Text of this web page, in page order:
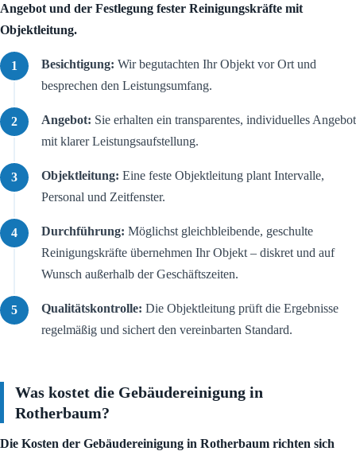
Angebot und der Festlegung fester Reinigungskräfte mit
Objektleitung.
Besichtigung: Wir begutachten Ihr Objekt vor Ort und
besprechen den Leistungsumfang.
Angebot: Sie erhalten ein transparentes, individuelles Angebot
mit klarer Leistungsaufstellung.
Objektleitung: Eine feste Objektleitung plant Intervalle,
Personal und Zeitfenster.
Durchführung: Möglichst gleichbleibende, geschulte
Reinigungskräfte übernehmen Ihr Objekt – diskret und auf
Wunsch außerhalb der Geschäftszeiten.
Qualitätskontrolle: Die Objektleitung prüft die Ergebnisse
regelmäßig und sichert den vereinbarten Standard.
Was kostet die Gebäudereinigung in
Rotherbaum?
Die Kosten der Gebäudereinigung in Rotherbaum richten sich